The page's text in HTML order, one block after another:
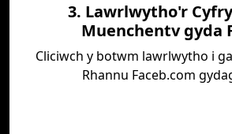
3. Lawrlwytho'r
Muenchentv gyda
Cliciwch y botwm lawrlwytho i
Rhannu Faceb.com